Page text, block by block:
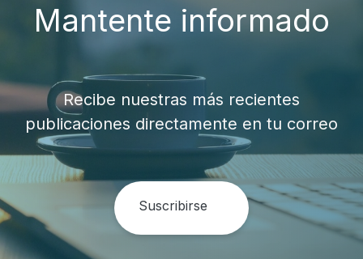
Mantente informado
Recibe nuestras más recientes
publicaciones directamente en tu correo